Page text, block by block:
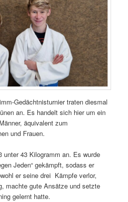
Gedächtnisturnier traten diesmal
an. Es handelt sich hier um ein
äquivalent zum
und Frauen.
unter 43 Kilogramm an. Es wurde
Jeden“ gekämpft, sodass er
er seine drei Kämpfe verlor,
machte gute Ansätze und setzte
gelernt hatte.